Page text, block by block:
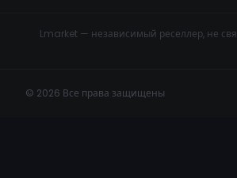
Lmarket — независимый реселлер, не
© 2026 Все права защищены